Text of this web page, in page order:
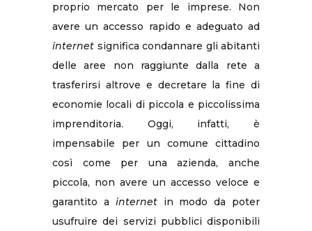
proprio mercato per le imprese. Non
avere un accesso rapido e adeguato ad
internet significa condannare gli abitanti
delle aree non raggiunte dalla rete a
trasferirsi altrove e decretare la fine di
economie locali di piccola e piccolissima
imprenditoria. Oggi, infatti, è
impensabile per un comune cittadino
così come per una azienda, anche
piccola, non avere un accesso veloce e
garantito a internetin modo da poter
usufruire dei servizi pubblici disponibili